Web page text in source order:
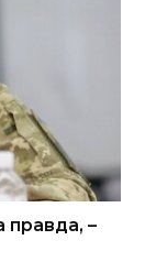
правда, –